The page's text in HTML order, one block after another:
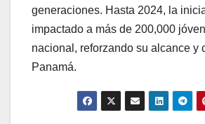
generaciones. Hasta 2024, la
impactado a más de 200,000
nacional, reforzando su alcance y
Panamá.